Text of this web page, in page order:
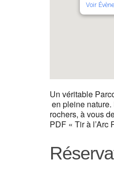
Voir
Un véritable
en pleine
rochers, à vous
PDF « Tir à l’Arc